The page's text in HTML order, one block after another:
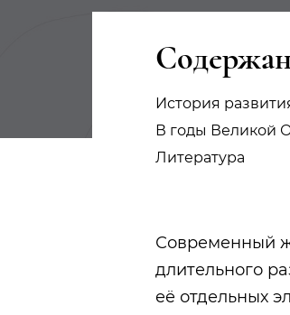
История
В годы Великой
Литература
Современный
длительного
её отдельных